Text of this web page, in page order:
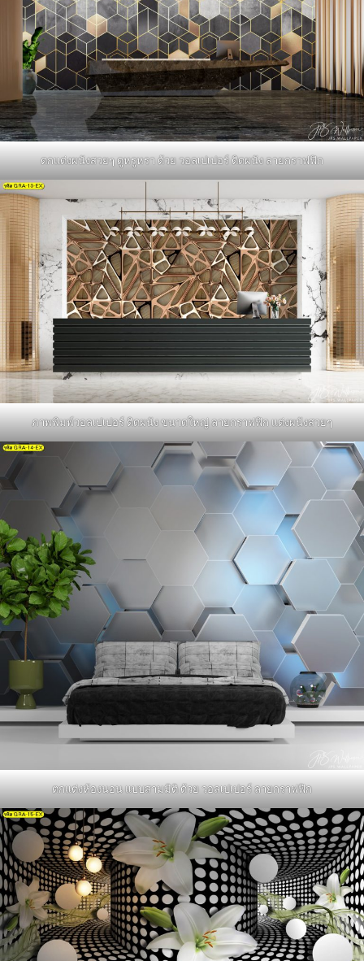
ตกแต่งผนังสวยๆ ดูหรูหรา ด้วย วอลเปเปอร์ ติดผนัง ลายกราฟฟิก
ภาพพิมพ์วอลเปเปอร์ ติดผนัง ขนาดใหญ่ ลายกราฟฟิก แต่งผนังสวยๆ
ตกแต่งห้องนอน แบบสามมิติ ด้วย วอลเปเปอร์ ลายกราฟฟิก